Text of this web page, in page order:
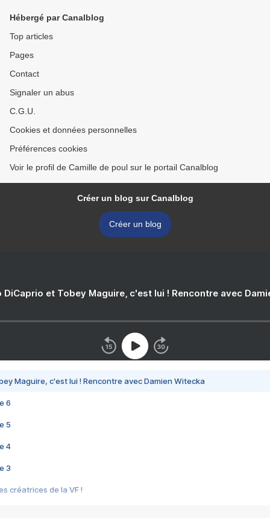
Hébergé par Canalblog
Top articles
Pages
Contact
Signaler un abus
C.G.U.
Cookies et données personnelles
Préférences cookies
Voir le profil de Camille de poul sur le portail Canalblog
Créer un blog sur Canalblog
Créer un blog
DiCaprio et Tobey Maguire, c'est lui ! Rencontre avec
Maguire, c'est lui ! Rencontre avec Damien Witecka
6
5
4
3
créatrices de la VF !